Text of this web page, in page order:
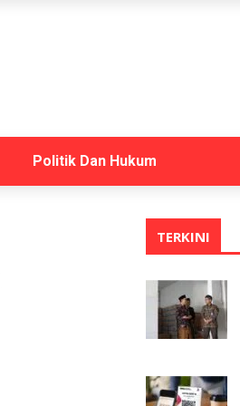
Politik Dan Hukum
TERKINI